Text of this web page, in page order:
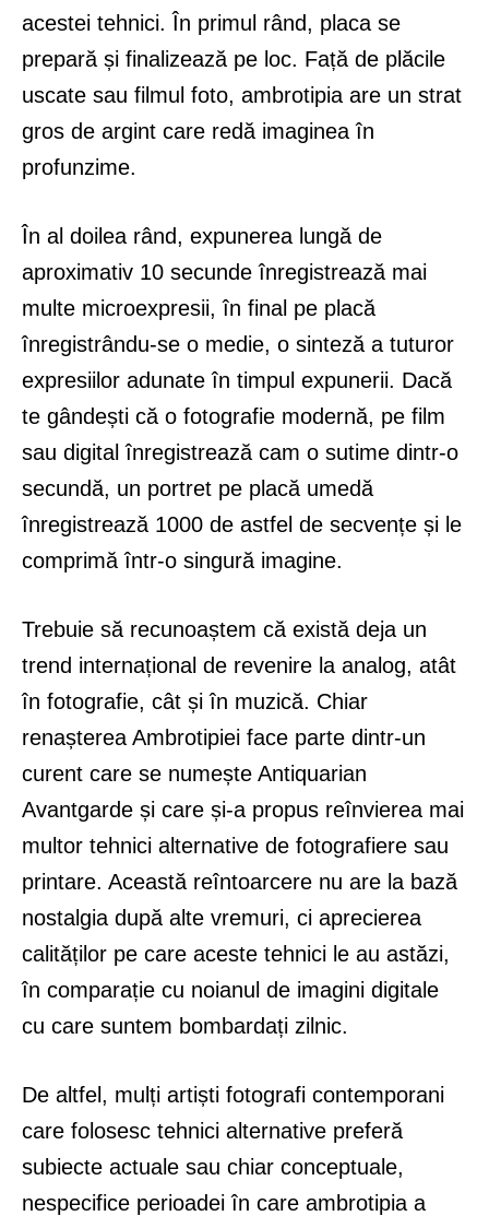
acestei tehnici. În primul rând, placa se
prepară și finalizează pe loc. Față de plăcile
uscate sau filmul foto, ambrotipia are un strat
gros de argint care redă imaginea în
profunzime.
În al doilea rând, expunerea lungă de
aproximativ 10 secunde înregistrează mai
multe microexpresii, în final pe placă
înregistrându-se o medie, o sinteză a tuturor
expresiilor adunate în timpul expunerii. Dacă
te gândești că o fotografie modernă, pe film
sau digital înregistrează cam o sutime dintr-o
secundă, un portret pe placă umedă
înregistrează 1000 de astfel de secvențe și le
comprimă într-o singură imagine.
Trebuie să recunoaștem că există deja un
trend internațional de revenire la analog, atât
în fotografie, cât și în muzică. Chiar
renașterea Ambrotipiei face parte dintr-un
curent care se numește Antiquarian
Avantgarde și care și-a propus reînvierea mai
multor tehnici alternative de fotografiere sau
printare. Această reîntoarcere nu are la bază
nostalgia după alte vremuri, ci aprecierea
calităților pe care aceste tehnici le au astăzi,
în comparație cu noianul de imagini digitale
cu care suntem bombardați zilnic.
De altfel, mulți artiști fotografi contemporani
care folosesc tehnici alternative preferă
subiecte actuale sau chiar conceptuale,
nespecifice perioadei în care ambrotipia a